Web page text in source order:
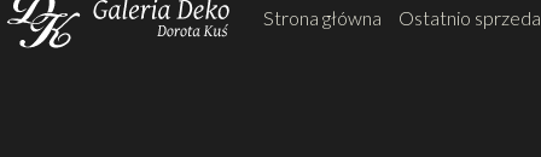
Strona główna Ostatnio